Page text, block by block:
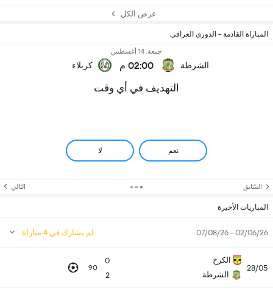
عرض الكل
المباراة القادمة - الدوري العراقي
الشرطة
جمعة, 14 أغسطس
02:00 م كربلاء
التهديف في أي وقت
نعم لا
السّابق التالي
المباريات الأخيرة
02/06/26 - 07/08/26 لم يشارك في 4 مباراة
28/05
الكرخ
الشرطة
0
2
90